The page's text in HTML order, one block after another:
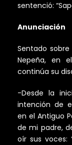
sentenció:
Anunciación
Sentado
Nepeña, en
continúa su
-Desde la
intención de
en el Antiguo
de mi padre,
oír sus voces: